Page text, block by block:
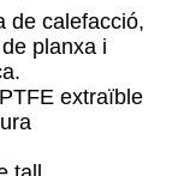
de calefacció,
planxa i
extraïble